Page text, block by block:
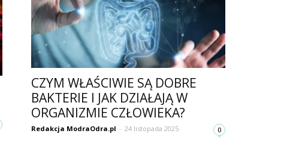
CZYM WŁAŚCIWIE SĄ DOBRE
BAKTERIE I JAK DZIAŁAJĄ W
ORGANIZMIE CZŁOWIEKA?
Redakcja ModraOdra.pl - 24 listopada 2025 0